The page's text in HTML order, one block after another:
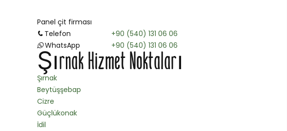
Panel çit firması
Telefon
+90 (540) 131 06 06
WhatsApp
+90 (540) 131 06 06
Şırnak Hizmet Noktaları
Şırnak
Beytüşşebap
Cizre
Güçlükonak
İdil